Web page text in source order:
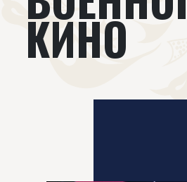
Книги
КИНО